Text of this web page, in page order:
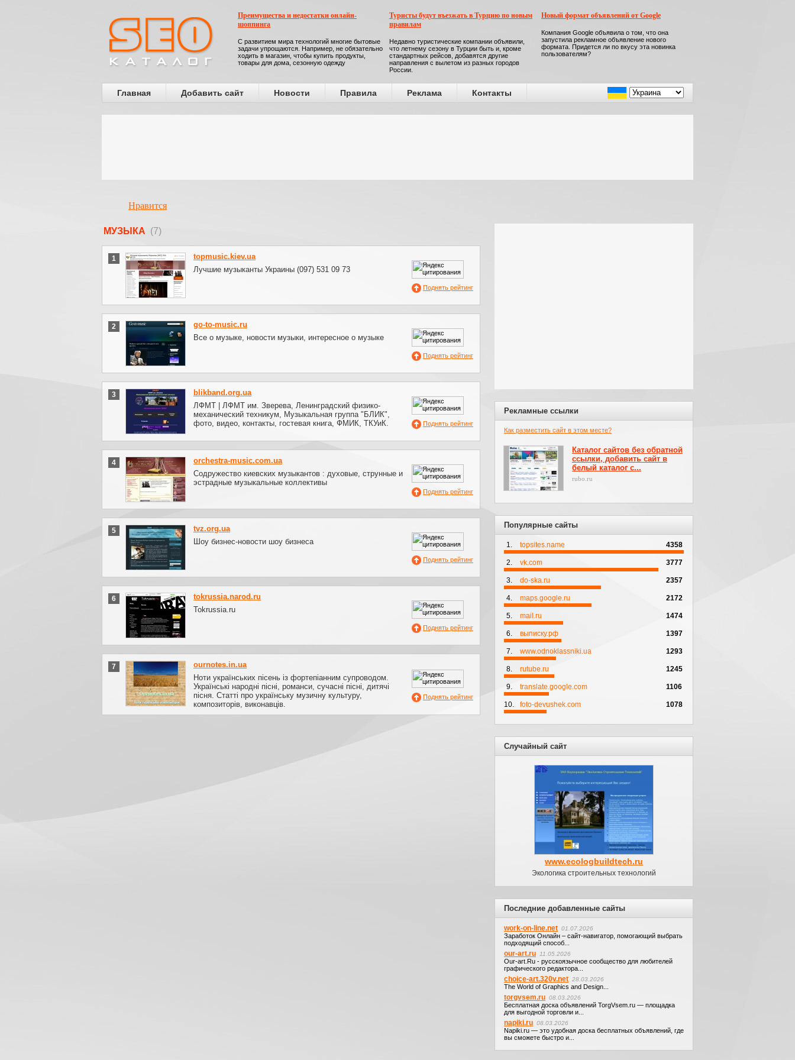
Преимущества и недостатки онлайн-
шоппинга
С развитием мира технологий многие бытовые
задачи упрощаются. Например, не обязательно
ходить в магазин, чтобы купить продукты,
товары для дома, сезонную одежду
Туристы будут въезжать в Турцию по новым
правилам
Недавно туристические компании объявили,
что летнему сезону в Турции быть и, кроме
стандартных рейсов, добавятся другие
направления с вылетом из разных городов
России.
Новый формат объявлений от Google
Компания Google объявила о том, что она
запустила рекламное объявление нового
формата. Придется ли по вкусу эта новинка
пользователям?
Главная Добавить сайт Новости Правила Реклама Контакты
Нравится
МУЗЫКА (7)
1
topmusic.kiev.ua
Лучшие музыканты Украины (097) 531 09 73
Поднять рейтинг
2
go-to-music.ru
Все о музыке, новости музыки, интересное о музыке
Поднять рейтинг
3
blikband.org.ua
ЛФМТ | ЛФМТ им. Зверева, Ленинградский физико-
механический техникум, Музыкальная группа "БЛИК",
фото, видео, контакты, гостевая книга, ФМИК, ТКУиК.
Поднять рейтинг
4
orchestra-music.com.ua
Содружество киевских музыкантов : духовые, струнные и
эстрадные музыкальные коллективы
Поднять рейтинг
5
tvz.org.ua
Шоу бизнес-новости шоу бизнеса
Поднять рейтинг
6
tokrussia.narod.ru
Tokrussia.ru
Поднять рейтинг
7
ournotes.in.ua
Ноти українських пісень із фортепіанним супроводом.
Українські народні пісні, романси, сучасні пісні, дитячі
пісня. Статті про українську музичну культуру,
композиторів, виконавців.
Поднять рейтинг
Рекламные ссылки
Как разместить сайт в этом месте?
Каталог сайтов без обратной
ссылки, добавить сайт в
белый каталог с...
rubo.ru
Популярные сайты
1. topsites.name 4358
2. vk.com 3777
3. do-ska.ru 2357
4. maps.google.ru 2172
5. mail.ru 1474
6. выписку.рф 1397
7. www.odnoklassniki.ua 1293
8. rutube.ru 1245
9. translate.google.com 1106
10. foto-devushek.com 1078
Случайный сайт
www.ecologbuildtech.ru
Экологика строительных технологий
Последние добавленные сайты
work-on-line.net 01.07.2026
Заработок Онлайн – сайт-навигатор, помогающий выбрать
подходящий способ...
our-art.ru 11.05.2026
Our-art.Ru - русскоязычное сообщество для любителей
графического редактора...
choice-art.320v.net 28.03.2026
The World of Graphics and Design...
torgvsem.ru 08.03.2026
Бесплатная доска объявлений TorgVsem.ru — площадка
для выгодной торговли и...
napiki.ru 08.03.2026
Napiki.ru — это удобная доска бесплатных объявлений, где
вы сможете быстро и...